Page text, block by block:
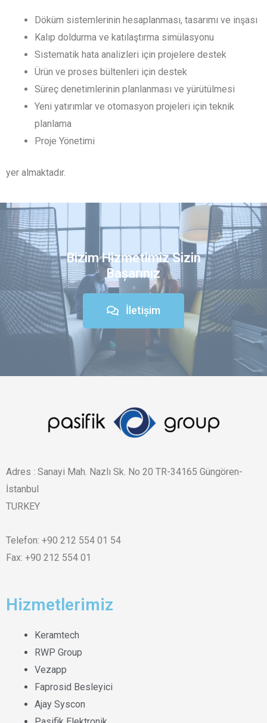
Döküm sistemlerinin hesaplanması, tasarımı ve inşası
Kalıp doldurma ve katılaştırma simülasyonu
Sistematik hata analizleri için projelere destek
Ürün ve proses bültenleri için destek
Süreç denetimlerinin planlanması ve yürütülmesi
Yeni yatırımlar ve otomasyon projeleri için teknik
planlama
Proje Yönetimi
yer almaktadır.
Bizim Hizmetimiz Sizin
Bașarınız
İletișim
Adres : Sanayi Mah. Nazlı Sk. No 20 TR-34165 Güngören-
İstanbul
TURKEY
Telefon: +90 212 554 01 54
Fax: +90 212 554 01
Hizmetlerimiz
Keramtech
RWP Group
Vezapp
Faprosid Besleyici
Ajay Syscon